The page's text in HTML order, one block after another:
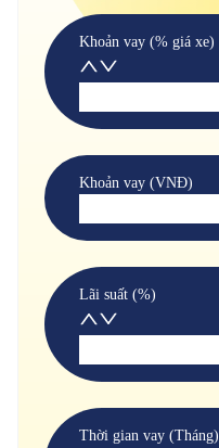
Khoản vay (% giá xe)
Khoản vay (VNĐ)
Lãi suất (%)
Thời gian vay (Tháng)